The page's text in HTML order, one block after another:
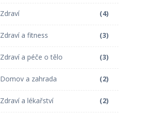
Zdraví (4)
Zdraví a fitness (3)
Zdraví a péče o tělo (3)
Domov a zahrada (2)
Zdraví a lékařství (2)